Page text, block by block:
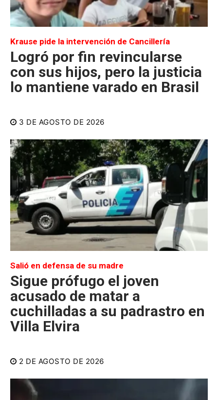
Krause pide la intervención de Cancillería
Logró por fin revincularse
con sus hijos, pero la justicia
lo mantiene varado en Brasil
3 DE AGOSTO DE 2026
Salió en defensa de su madre
Sigue prófugo el joven
acusado de matar a
cuchilladas a su padrastro en
Villa Elvira
2 DE AGOSTO DE 2026